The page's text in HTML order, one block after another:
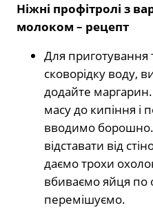
Ніжні профітролі з
молоком – рецепт
Для приготування
сковорідку воду,
додайте
масу до кипіння і
вводимо борошно.
відставати від
даємо трохи
вбиваємо яйця по
перемішуємо.